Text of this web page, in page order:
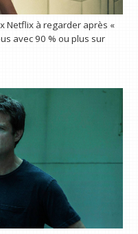
Netflix à regarder après «
avec 90 % ou plus sur